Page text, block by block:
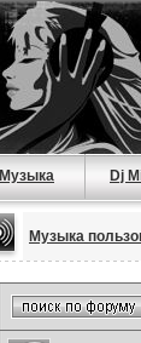
Музыка Dj
Музыка